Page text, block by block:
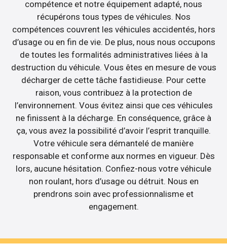
compétence et notre équipement adapté, nous
récupérons tous types de véhicules. Nos
compétences couvrent les véhicules accidentés, hors
d’usage ou en fin de vie. De plus, nous nous occupons
de toutes les formalités administratives liées à la
destruction du véhicule. Vous êtes en mesure de vous
décharger de cette tâche fastidieuse. Pour cette
raison, vous contribuez à la protection de
l’environnement. Vous évitez ainsi que ces véhicules
ne finissent à la décharge. En conséquence, grâce à
ça, vous avez la possibilité d’avoir l’esprit tranquille.
Votre véhicule sera démantelé de manière
responsable et conforme aux normes en vigueur. Dès
lors, aucune hésitation. Confiez-nous votre véhicule
non roulant, hors d’usage ou détruit. Nous en
prendrons soin avec professionnalisme et
engagement.